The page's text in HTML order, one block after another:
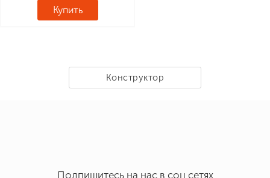
Купить
Конструктор
Подпишитесь на нас в соц сетях